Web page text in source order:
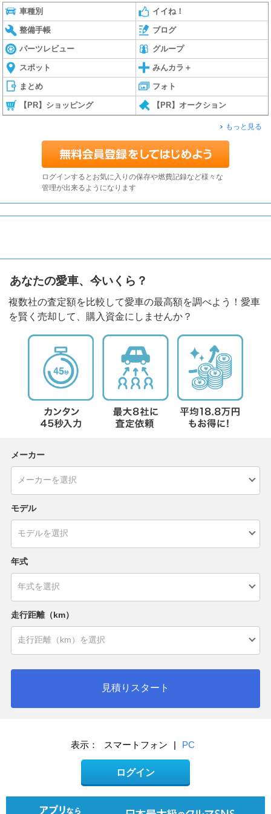
車種別 イイね！
整備手帳 ブログ
パーツレビュー グループ
スポット みんカラ＋
まとめ フォト
【PR】ショッピング 【PR】オークション
もっと見る
ログインするとお気に入りの保存や燃費記録など様々な
管理が出来るようになります
あなたの愛車、今いくら？
複数社の査定額を比較して愛車の最高額を調べよう！愛車
を賢く売却して、購入資金にしませんか？
メーカー
モデル
年式
走行距離（km）
見積りスタート
表示： スマートフォン | PC
ログイン